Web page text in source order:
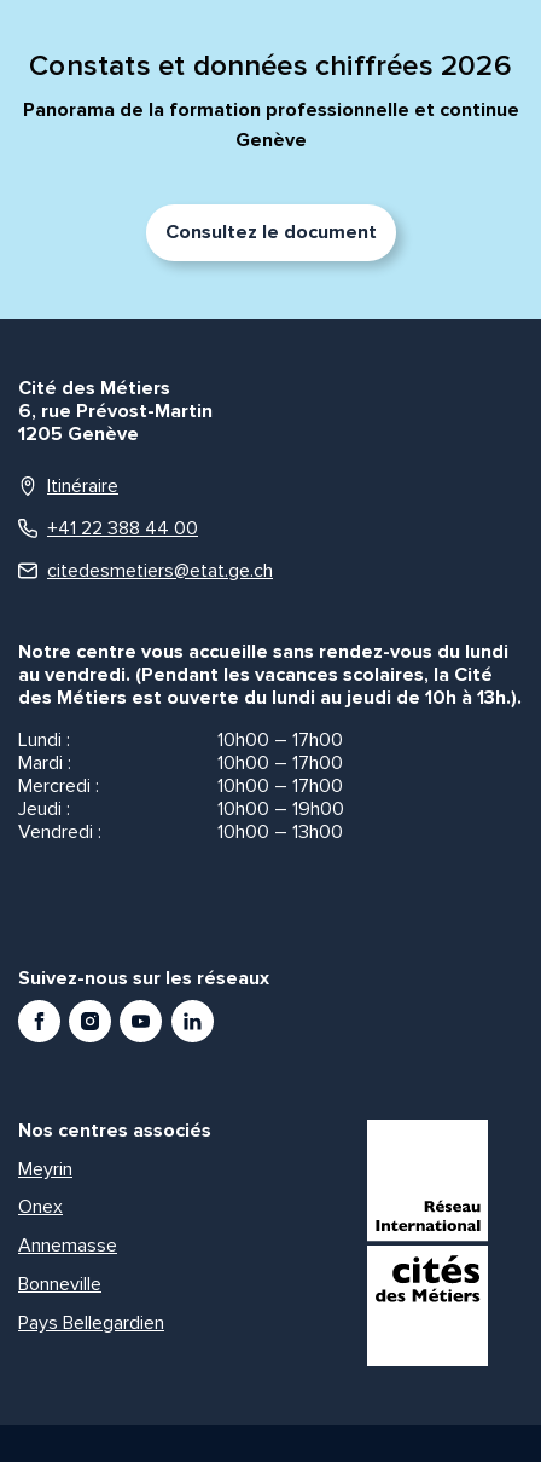
Constats et données chiffrées 2026
Panorama de la formation professionnelle et continue
Genève
Consultez le document
Cité des Métiers
6, rue Prévost-Martin
1205 Genève
Itinéraire
+41 22 388 44 00
citedesmetiers@etat.ge.ch
Notre centre vous accueille sans rendez-vous du lundi
au vendredi. (Pendant les vacances scolaires, la Cité
des Métiers est ouverte du lundi au jeudi de 10h à 13h.).
Lundi :
10h00 – 17h00
Mardi :
10h00 – 17h00
Mercredi :
10h00 – 17h00
Jeudi :
10h00 – 19h00
Vendredi :
10h00 – 13h00
Suivez-nous sur les réseaux
FacebookInstagramYoutubeLinkedIn
Nos centres associés
Meyrin
Onex
Annemasse
Bonneville
Pays Bellegardien
Message*
Commentaire*